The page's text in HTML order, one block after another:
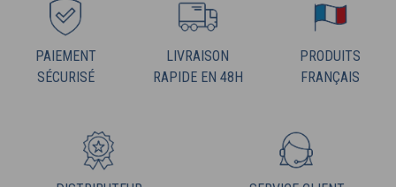
PAIEMENT
SÉCURISÉ
LIVRAISON
RAPIDE EN 48H
PRODUITS
FRANÇAIS